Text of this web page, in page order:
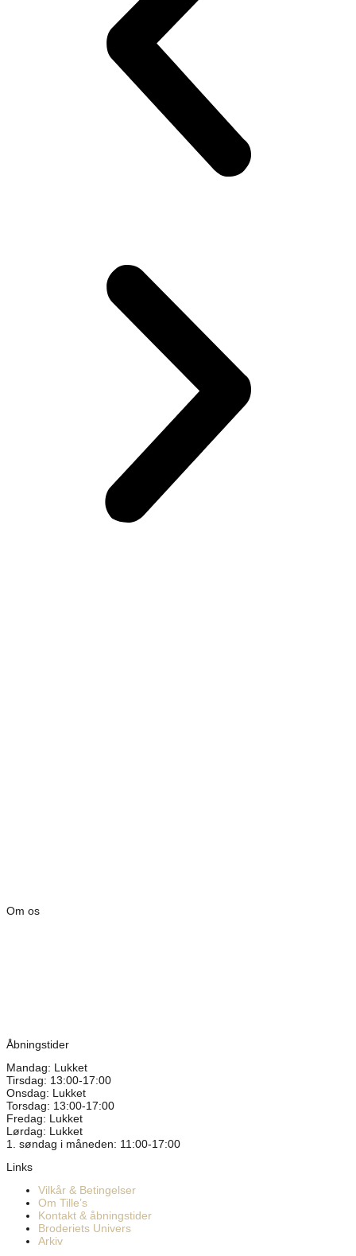
Om os
Åbningstider
Mandag: Lukket
Tirsdag: 13:00-17:00
Onsdag: Lukket
Torsdag: 13:00-17:00
Fredag: Lukket
Lørdag: Lukket
1. søndag i måneden: 11:00-17:00
Links
Vilkår & Betingelser
Om Tille’s
Kontakt & åbningstider
Broderiets Univers
Arkiv